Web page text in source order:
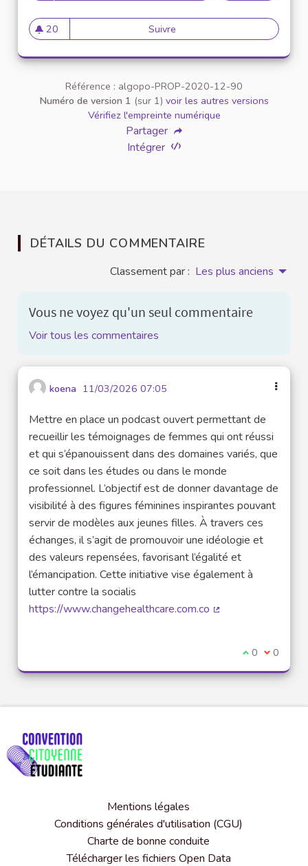
20
20 abonnés
Suivre Un podcast pour
Référence : algopo-PROP-2020-12-90
Numéro de version 1 (sur 1) voir les autres versions
Vérifiez l'empreinte numérique
Partager
Intégrer
DÉTAILS DU COMMENTAIRE
Classement par : Les plus anciens
Vous ne voyez qu'un seul commentaire
Voir tous les commentaires
koena 11/03/2026 07:05
Mettre en place un podcast ouvert permettant de
recueillir les témoignages de femmes qui ont réussi
et qui s’épanouissent dans des domaines variés, que
ce soit dans les études ou dans le monde
professionnel. L’objectif est de donner davantage de
visibilité à des figures féminines inspirantes pouvant
servir de modèles aux jeunes filles. À travers ces
échanges, il s’agit de promouvoir une idéologie et
des valeurs repensées, favorisant l’égalité et
l’émancipation. Cette initiative vise également à
lutter contre la socialis
https://www.changehealthcare.com.co
Je suis
0 Je ne
0
Mentions légales
Conditions générales d'utilisation (CGU)
Charte de bonne conduite
Télécharger les fichiers Open Data